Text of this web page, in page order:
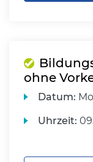
ohne
Datum:
Uhrzeit: